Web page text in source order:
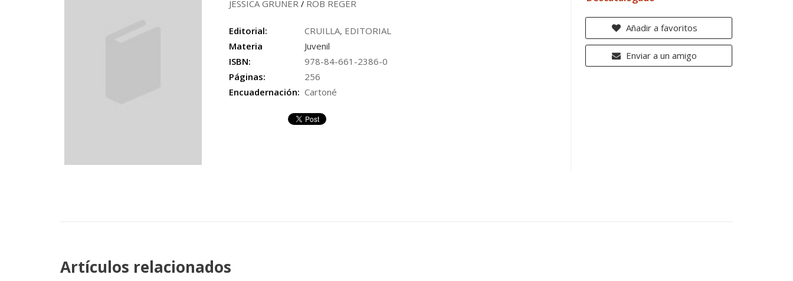
JESSICA GRUNER / ROB REGER
Editorial:
CRUILLA, EDITORIAL
Materia
Juvenil
ISBN:
978-84-661-2386-0
Páginas:
256
Encuadernación: Cartoné
Añadir a favoritos
Enviar a un amigo
Artículos relacionados